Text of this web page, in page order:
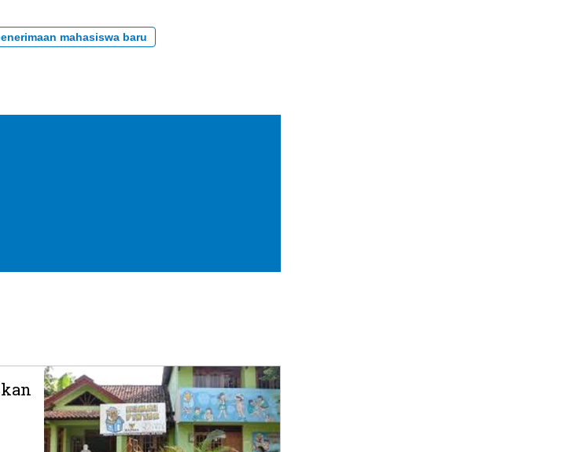
mahasiswa baru